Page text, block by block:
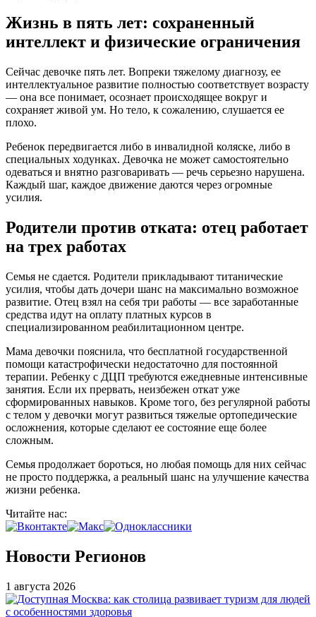
Жизнь в пять лет: сохраненный
интеллект и физические ограничения
Сейчас девочке пять лет. Вопреки тяжелому диагнозу, ее
интеллектуальное развитие полностью соответствует возрасту
— она все понимает, осознает происходящее вокруг и
сохраняет живой ум. Но тело, к сожалению, слушается ее
плохо.
Ребенок передвигается либо в инвалидной коляске, либо в
специальных ходунках. Девочка не может самостоятельно
одеваться и внятно разговаривать — речь серьезно нарушена.
Каждый шаг, каждое движение даются через огромные
усилия.
Родители против отката: отец работает
на трех работах
Семья не сдается. Родители прикладывают титанические
усилия, чтобы дать дочери шанс на максимально возможное
развитие. Отец взял на себя три работы — все заработанные
средства идут на оплату платных курсов в
специализированном реабилитационном центре.
Мама девочки пояснила, что бесплатной государственной
помощи катастрофически недостаточно для постоянной
терапии. Ребенку с ДЦП требуются ежедневные интенсивные
занятия. Если их прервать, неизбежен откат уже
сформированных навыков. Кроме того, без регулярной работы
с телом у девочки могут развиться тяжелые ортопедические
осложнения, которые сделают ее состояние еще более
сложным.
Семья продолжает бороться, но любая помощь для них сейчас
не просто поддержка, а реальный шанс на улучшение качества
жизни ребенка.
Читайте нас:
Новости Регионов
1 августа 2026